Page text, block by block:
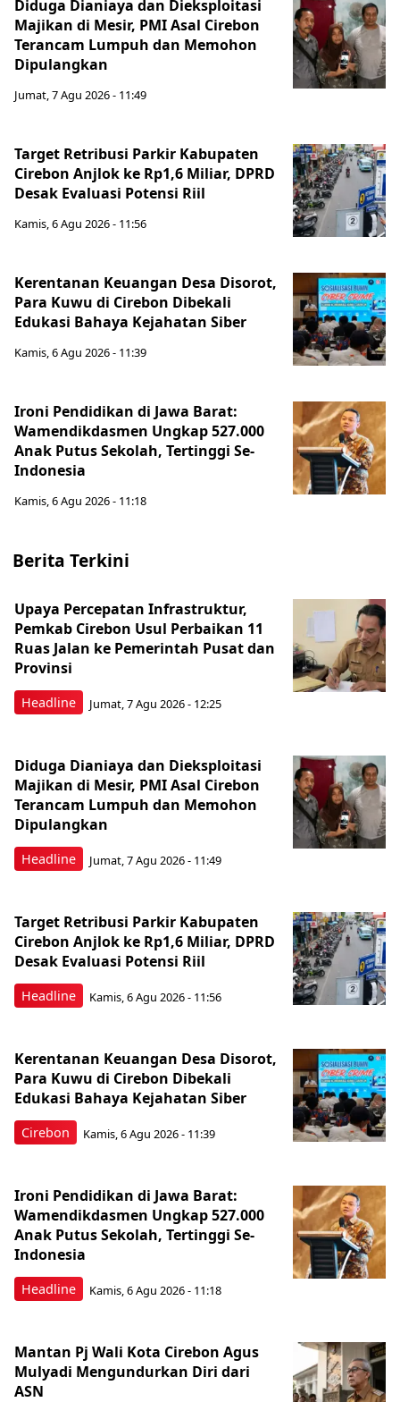
Diduga Dianiaya dan Dieksploitasi
Majikan di Mesir, PMI Asal Cirebon
Terancam Lumpuh dan Memohon
Dipulangkan
Jumat, 7 Agu 2026 - 11:49
Target Retribusi Parkir Kabupaten
Cirebon Anjlok ke Rp1,6 Miliar, DPRD
Desak Evaluasi Potensi Riil
Kamis, 6 Agu 2026 - 11:56
Kerentanan Keuangan Desa Disorot,
Para Kuwu di Cirebon Dibekali
Edukasi Bahaya Kejahatan Siber
Kamis, 6 Agu 2026 - 11:39
Ironi Pendidikan di Jawa Barat:
Wamendikdasmen Ungkap 527.000
Anak Putus Sekolah, Tertinggi Se-
Indonesia
Kamis, 6 Agu 2026 - 11:18
Berita Terkini
Headline
Upaya Percepatan Infrastruktur,
Pemkab Cirebon Usul Perbaikan 11
Ruas Jalan ke Pemerintah Pusat dan
Provinsi
Jumat, 7 Agu 2026 - 12:25
Headline
Diduga Dianiaya dan Dieksploitasi
Majikan di Mesir, PMI Asal Cirebon
Terancam Lumpuh dan Memohon
Dipulangkan
Jumat, 7 Agu 2026 - 11:49
Headline
Target Retribusi Parkir Kabupaten
Cirebon Anjlok ke Rp1,6 Miliar, DPRD
Desak Evaluasi Potensi Riil
Kamis, 6 Agu 2026 - 11:56
Cirebon
Kerentanan Keuangan Desa Disorot,
Para Kuwu di Cirebon Dibekali
Edukasi Bahaya Kejahatan Siber
Kamis, 6 Agu 2026 - 11:39
Headline
Ironi Pendidikan di Jawa Barat:
Wamendikdasmen Ungkap 527.000
Anak Putus Sekolah, Tertinggi Se-
Indonesia
Kamis, 6 Agu 2026 - 11:18
Mantan Pj Wali Kota Cirebon Agus
Mulyadi Mengundurkan Diri dari
ASN